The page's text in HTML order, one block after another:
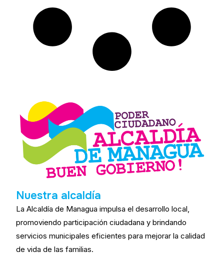
Nuestra alcaldía
La Alcaldía de Managua impulsa el desarrollo local,
promoviendo participación ciudadana y brindando
servicios municipales eficientes para mejorar la calidad
de vida de las familias.